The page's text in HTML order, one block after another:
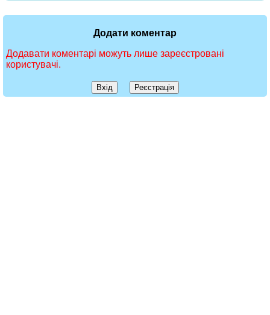
Додати коментар
Додавати коментарі можуть лише зареєстровані
користувачі.
Вхід Реєстрація